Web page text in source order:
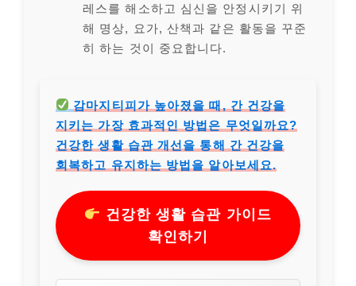
레스를 해소하고 심신을 안정시키기 위
해 명상, 요가, 산책과 같은 활동을 꾸준
히 하는 것이 중요합니다.
감마지티피가 높아졌을 때, 간 건강을
지키는 가장 효과적인 방법은 무엇일까요?
건강한 생활 습관 개선을 통해 간 건강을
회복하고 유지하는 방법을 알아보세요.
건강한 생활 습관 가이드
확인하기